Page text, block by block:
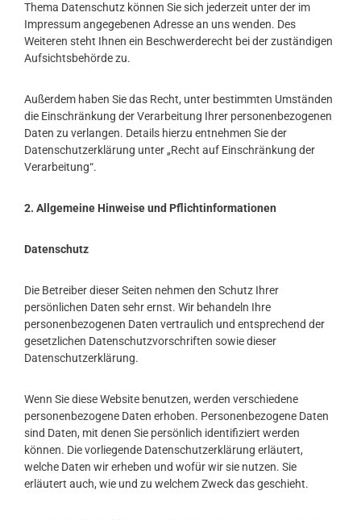
Thema Datenschutz können Sie sich jederzeit unter der im
Impressum angegebenen Adresse an uns wenden. Des
Weiteren steht Ihnen ein Beschwerderecht bei der zuständigen
Aufsichtsbehörde zu.
Außerdem haben Sie das Recht, unter bestimmten Umständen
die Einschränkung der Verarbeitung Ihrer personenbezogenen
Daten zu verlangen. Details hierzu entnehmen Sie der
Datenschutzerklärung unter „Recht auf Einschränkung der
Verarbeitung“.
2. Allgemeine Hinweise und Pflichtinformationen
Datenschutz
Die Betreiber dieser Seiten nehmen den Schutz Ihrer
persönlichen Daten sehr ernst. Wir behandeln Ihre
personenbezogenen Daten vertraulich und entsprechend der
gesetzlichen Datenschutzvorschriften sowie dieser
Datenschutzerklärung.
Wenn Sie diese Website benutzen, werden verschiedene
personenbezogene Daten erhoben. Personenbezogene Daten
sind Daten, mit denen Sie persönlich identifiziert werden
können. Die vorliegende Datenschutzerklärung erläutert,
welche Daten wir erheben und wofür wir sie nutzen. Sie
erläutert auch, wie und zu welchem Zweck das geschieht.